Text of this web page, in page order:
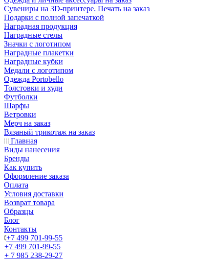
Сувениры на 3D-принтере. Печать на заказ
Подарки с полной запечаткой
Наградная продукция
Наградные стелы
Значки с логотипом
Наградные плакетки
Наградные кубки
Медали с логотипом
Одежда Portobello
Толстовки и худи
Футболки
Шарфы
Ветровки
Мерч на заказ
Вязаный трикотаж на заказ
Главная
Виды нанесения
Бренды
Как купить
Оформление заказа
Оплата
Условия доставки
Возврат товара
Образцы
Блог
Контакты
+7 499 701-99-55
+7 499 701-99-55
+ 7 985 238-29-27